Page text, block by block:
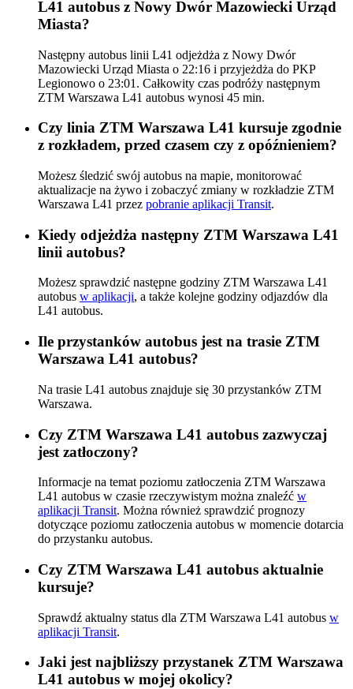
L41 autobus z Nowy Dwór Mazowiecki Urząd
Miasta?
Następny autobus linii L41 odjeżdża z Nowy Dwór
Mazowiecki Urząd Miasta o 22:16 i przyjeżdża do PKP
Legionowo o 23:01. Całkowity czas podróży następnym
ZTM Warszawa L41 autobus wynosi 45 min.
Czy linia ZTM Warszawa L41 kursuje zgodnie
z rozkładem, przed czasem czy z opóźnieniem?
Możesz śledzić swój autobus na mapie, monitorować
aktualizacje na żywo i zobaczyć zmiany w rozkładzie ZTM
Warszawa L41 przez pobranie aplikacji Transit.
Kiedy odjeżdża następny ZTM Warszawa L41
linii autobus?
Możesz sprawdzić następne godziny ZTM Warszawa L41
autobus w aplikacji, a także kolejne godziny odjazdów dla
L41 autobus.
Ile przystanków autobus jest na trasie ZTM
Warszawa L41 autobus?
Na trasie L41 autobus znajduje się 30 przystanków ZTM
Warszawa.
Czy ZTM Warszawa L41 autobus zazwyczaj
jest zatłoczony?
Informacje na temat poziomu zatłoczenia ZTM Warszawa
L41 autobus w czasie rzeczywistym można znaleźć w
aplikacji Transit. Można również sprawdzić prognozy
dotyczące poziomu zatłoczenia autobus w momencie dotarcia
do przystanku autobus.
Czy ZTM Warszawa L41 autobus aktualnie
kursuje?
Sprawdź aktualny status dla ZTM Warszawa L41 autobus w
aplikacji Transit.
Jaki jest najbliższy przystanek ZTM Warszawa
L41 autobus w mojej okolicy?